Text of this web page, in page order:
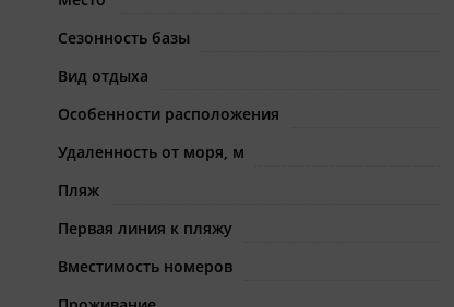
Сезонность базы
Вид отдыха
Особенности расположения
Удаленность от моря, м
Пляж
Первая линия к пляжу
Вместимость номеров